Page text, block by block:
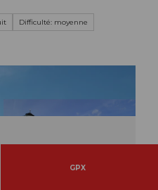
Difficulté: moyenne
GPX